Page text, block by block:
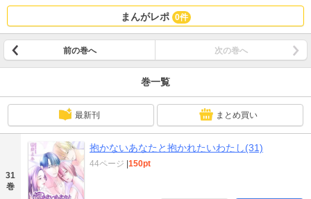
まんがレポ 0件
前の巻へ 次の巻へ
巻一覧
最新刊 まとめ買い
31
巻
抱かないあなたと抱かれたいわたし(31)
44ページ 150pt